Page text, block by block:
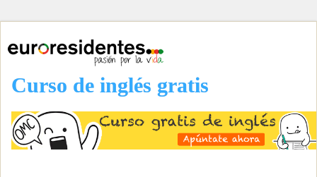
Curso de inglés gratis